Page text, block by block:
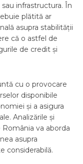
infrastructura. În
plătită ar
asupra stabilității
că o astfel de
de credit și
cu o provocare
disponibile
și a asigura
Analizările și
va aborda
asupra
considerabilă.